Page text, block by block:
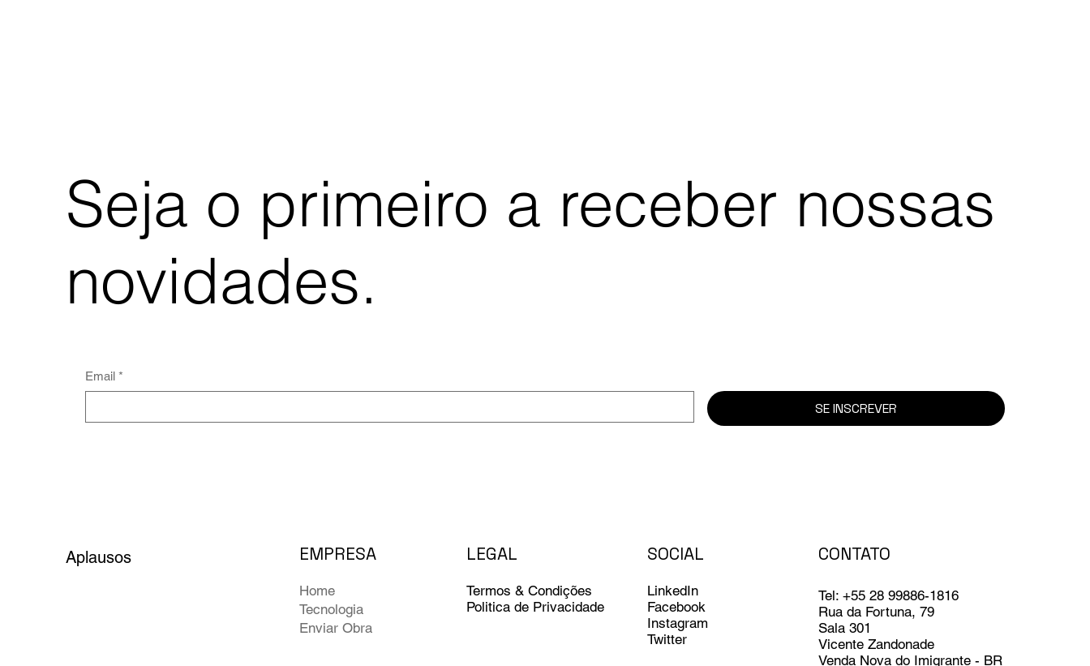
Seja o primeiro a receber nossas
novidades.
Email *
SE INSCREVER
Aplausos
Home
Tecnologia
Enviar Obra
EMPRESA LEGAL
Politica de Privacidade
Termos & Condições
SOCIAL
LinkedIn
Facebook
Instagram
Twitter
CONTATO
Tel: +55 28 99886-1816
Rua da Fortuna, 79
Sala 301
Vicente Zandonade
Venda Nova do Imigrante - BR